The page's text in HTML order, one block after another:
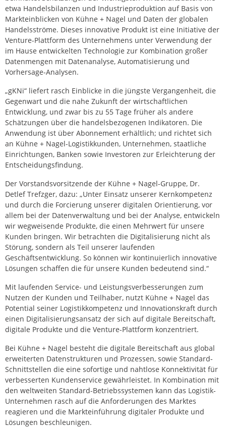
etwa Handelsbilanzen und Industrieproduktion auf Basis von
Markteinblicken von Kühne + Nagel und Daten der globalen
Handelsströme. Dieses innovative Produkt ist eine Initiative der
Venture-Plattform des Unternehmens unter Verwendung der
im Hause entwickelten Technologie zur Kombination großer
Datenmengen mit Datenanalyse, Automatisierung und
Vorhersage-Analysen.
„gKNi“ liefert rasch Einblicke in die jüngste Vergangenheit, die
Gegenwart und die nahe Zukunft der wirtschaftlichen
Entwicklung, und zwar bis zu 55 Tage früher als andere
Schätzungen über die handelsbezogenen Indikatoren. Die
Anwendung ist über Abonnement erhältlich; und richtet sich
an Kühne + Nagel-Logistikkunden, Unternehmen, staatliche
Einrichtungen, Banken sowie Investoren zur Erleichterung der
Entscheidungsfindung.
Der Vorstandsvorsitzende der Kühne + Nagel-Gruppe, Dr.
Detlef Trefzger, dazu: „Unter Einsatz unserer Kernkompetenz
und durch die Forcierung unserer digitalen Orientierung, vor
allem bei der Datenverwaltung und bei der Analyse, entwickeln
wir wegweisende Produkte, die einen Mehrwert für unsere
Kunden bringen. Wir betrachten die Digitalisierung nicht als
Störung, sondern als Teil unserer laufenden
Geschäftsentwicklung. So können wir kontinuierlich innovative
Lösungen schaffen die für unsere Kunden bedeutend sind.“
Mit laufenden Service- und Leistungsverbesserungen zum
Nutzen der Kunden und Teilhaber, nutzt Kühne + Nagel das
Potential seiner Logistikkompetenz und Innovationskraft durch
einen Digitalisierungsansatz der sich auf digitale Bereitschaft,
digitale Produkte und die Venture-Plattform konzentriert.
Bei Kühne + Nagel besteht die digitale Bereitschaft aus global
erweiterten Datenstrukturen und Prozessen, sowie Standard-
Schnittstellen die eine sofortige und nahtlose Konnektivität für
verbesserten Kundenservice gewährleistet. In Kombination mit
den weltweiten Standard-Betriebssystemen kann das Logistik-
Unternehmen rasch auf die Anforderungen des Marktes
reagieren und die Markteinführung digitaler Produkte und
Lösungen beschleunigen.